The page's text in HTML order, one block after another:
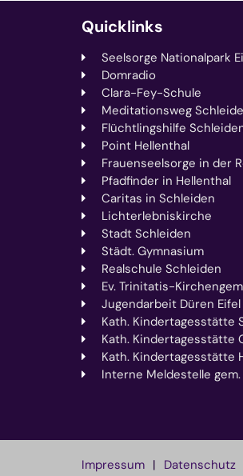
Quicklinks
Seelsorge Nationalpark
Domradio
Clara-Fey-Schule
Meditationsweg
Flüchtlingshilfe
Point Hellenthal
Frauenseelsorge in der
Pfadfinder in Hellenthal
Caritas in Schleiden
Lichterlebniskirche
Stadt Schleiden
Städt. Gymnasium
Realschule Schleiden
Ev. Trinitatis-
Jugendarbeit Düren Eifel
Kath. Kindertagesstätte
Kath. Kindertagesstätte
Kath. Kindertagesstätte
Interne Meldestelle
Impressum Datenschutz